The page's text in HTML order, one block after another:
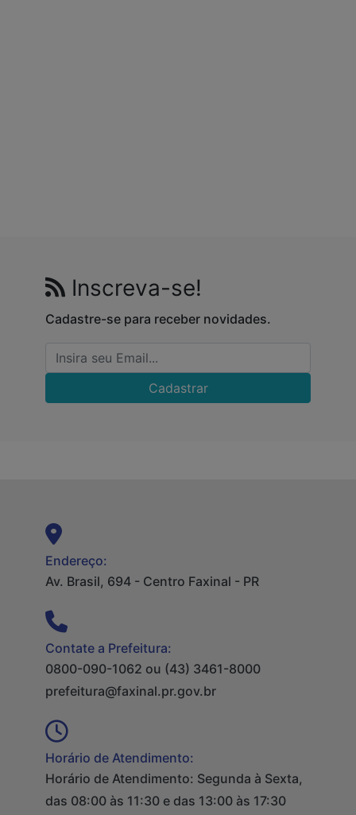
Inscreva-se!
Cadastre-se para receber novidades.
Cadastrar
Endereço:
Av. Brasil, 694 - Centro Faxinal - PR
Contate a Prefeitura:
0800-090-1062 ou (43) 3461-8000
prefeitura@faxinal.pr.gov.br
Horário de Atendimento:
Horário de Atendimento: Segunda à Sexta,
das 08:00 às 11:30 e das 13:00 às 17:30